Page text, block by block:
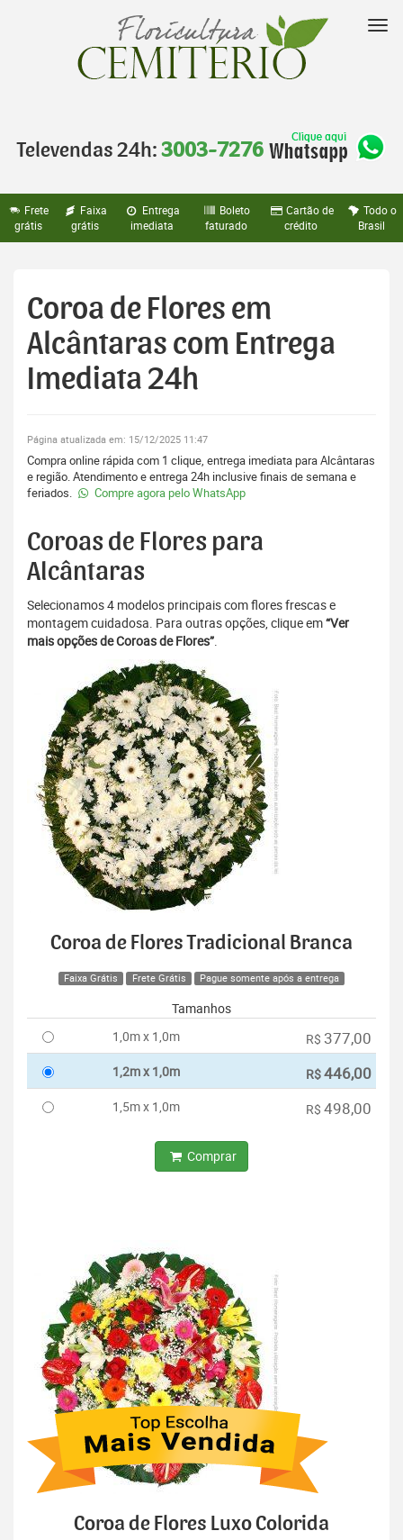
Televendas 24h: 3003-7276
Frete
grátis
Faixa
grátis
Entrega
imediata
Boleto
faturado
Cartão de
crédito
Todo o
Brasil
Coroa de Flores em
Alcântaras com Entrega
Imediata 24h
Página atualizada em: 15/12/2025 11:47
Compra online rápida com 1 clique, entrega imediata para Alcântaras
e região. Atendimento e entrega 24h inclusive finais de semana e
feriados.
Compre agora pelo WhatsApp
Coroas de Flores para
Alcântaras
Selecionamos 4 modelos principais com flores frescas e
montagem cuidadosa. Para outras opções, clique em“Ver
mais opções de Coroas de Flores”.
Coroa de Flores Tradicional Branca
Faixa Grátis Frete Grátis Pague somente após a entrega
Tamanhos
1,0m x 1,0m
R$ 377,00
1,2m x 1,0m R$446,00
1,5m x 1,0m R$ 498,00
Comprar
Coroa de Flores Luxo Colorida